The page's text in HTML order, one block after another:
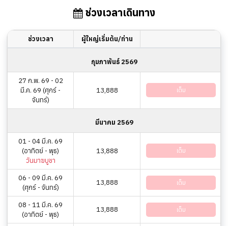
ช่วงเวลาเดินทาง
ช่วงเวลา ผู้ใหญ่เริ่มต้น/ท่าน
กุมภาพันธ์ 2569
27 ก.พ. 69 - 02
มี.ค. 69 (ศุกร์ -
จันทร์)
13,888 เต็ม
มีนาคม 2569
01 - 04 มี.ค. 69
(อาทิตย์ - พุธ)
วันมาฆบูชา
13,888 เต็ม
06 - 09 มี.ค. 69
(ศุกร์ - จันทร์)
13,888 เต็ม
08 - 11 มี.ค. 69
(อาทิตย์ - พุธ)
13,888 เต็ม